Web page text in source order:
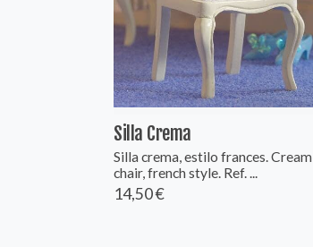
Silla Crema
Silla crema, estilo frances. Cream
chair, french style. Ref. ...
14,50 €